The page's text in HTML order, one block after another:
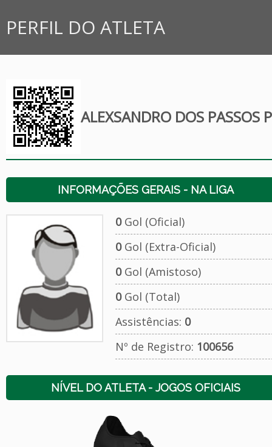
PERFIL DO ATLETA
ALEXSANDRO DOS PASSOS
INFORMAÇÕES GERAIS - NA LIGA
0Gol (Oficial)
0Gol (Extra-Oficial)
0Gol (Amistoso)
0Gol (Total)
Assistências: 0
Nº de Registro: 100656
NÍVEL DO ATLETA - JOGOS OFICIAIS